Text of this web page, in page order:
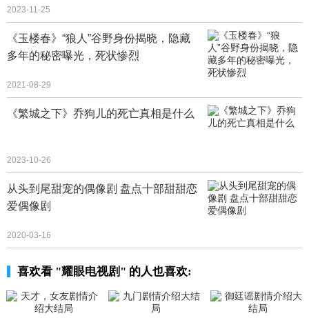
2023-11-25
《玉楼春》“狼人”谷野身份揭晓，隐藏
多年的秘密曝光，死状惨烈
2021-08-29
《繁城之下》乔狗儿的死亡真相是什么
2023-10-26
从头到尾甜宠的偶像剧 盘点十部甜甜恋
爱偶像剧
2020-03-16
喜欢看 "耀眼电视剧" 的人也喜欢: